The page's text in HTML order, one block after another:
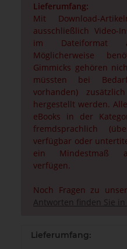
Lieferumfang:
Mit Download-
ausschließlich Video-
im Dateiformat
Möglicherweise
Gimmicks gehören
müssten bei
vorhanden)
hergestellt werden.
eBooks in der
fremdsprachlich
verfügbar oder
ein Mindestmaß
verfügen.
Noch Fragen zu
Antworten finden Sie
Lieferumfang: